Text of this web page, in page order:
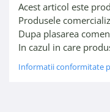
Acest articol este
Produsele
Dupa plasarea
In cazul in care
Informatii conformitate